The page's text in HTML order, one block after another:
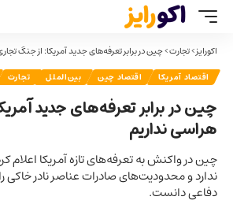
اکورایز>تجارت>چین در برابر تعرفه‌های جدید آمریکا: از جنگ
اقتصاد آمریکا اقتصاد چین بین‌الملل تجارت
چین در برابر تعرفه‌های جدید
هراسی نداریم
چین در واکنش به تعرفه‌های تازه آمریکا اعلام
ندارد و محدودیت‌های صادرات عناصر نادر
دفاعی دانست.